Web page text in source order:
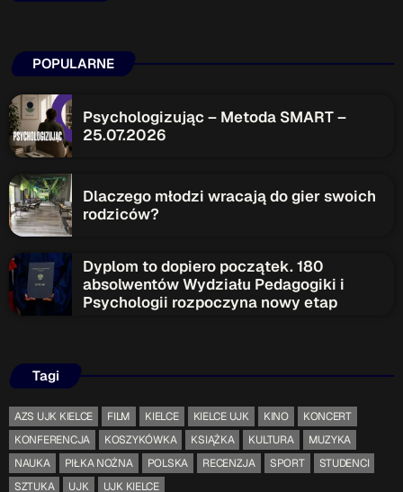
POPULARNE
Psychologizując – Metoda SMART –
25.07.2026
Dlaczego młodzi wracają do gier swoich
rodziców?
Dyplom to dopiero początek. 180
absolwentów Wydziału Pedagogiki i
Psychologii rozpoczyna nowy etap
Tagi
AZS UJK KIELCE FILM KIELCE KIELCE UJK KINO
KONCERT
KONFERENCJA
KOSZYKÓWKA KSIĄŻKA KULTURA
MUZYKA
NAUKA
PIŁKA NOŻNA POLSKA RECENZJA SPORT
STUDENCI
SZTUKA
UJK
UJK KIELCE